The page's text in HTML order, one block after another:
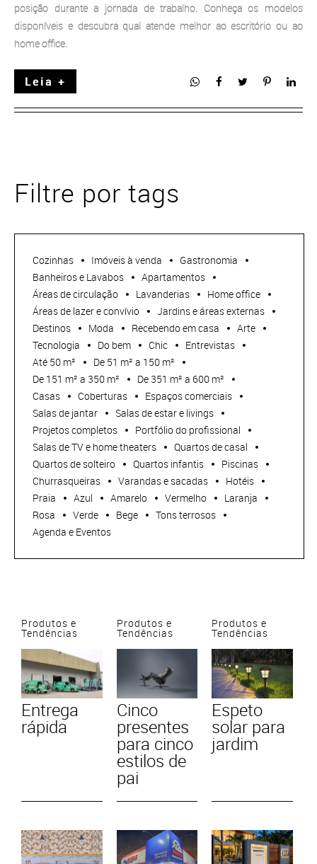
posição durante a jornada de trabalho. Conheça os modelos
disponíveis e descubra qual atende melhor ao escritório ou ao
home office.
Leia +
Filtre por tags
Cozinhas Imóveis à venda
Gastronomia
Banheiros e Lavabos
Apartamentos
Áreas de circulação
Lavanderias
Home office
Áreas de lazer e convívio
Jardins e áreas externas
Destinos
Moda Recebendo em casa
Arte
Tecnologia
Do bem Chic
Entrevistas
Até 50 m²
De 51 m² a 150 m²
De 151 m² a 350 m²
De 351 m² a 600 m²
Casas
Coberturas
Espaços comerciais
Salas de jantar
Salas de estar e livings
Projetos completos
Portfólio do profissional
Salas de TV e home theaters
Quartos de casal
Quartos de solteiro
Quartos infantis
Piscinas
Churrasqueiras
Varandas e sacadas
Hotéis
Praia
Azul Amarelo Vermelho
Laranja
Rosa
Verde Bege
Tons terrosos
Agenda e Eventos
Produtos e
Tendências
Entrega
rápida
Produtos e
Tendências
Cinco
presentes
para cinco
estilos de
pai
Produtos e
Tendências
Espeto
solar para
jardim